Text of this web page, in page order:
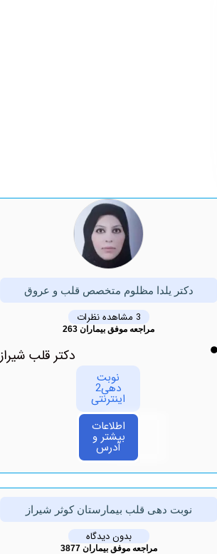
دکتر یلدا مظلوم متخصص قلب و عروق
3 مشاهده نظرات
مراجعه موفق بیماران 263
دکتر قلب شیراز
نوبت
دهی2
اینترنتی
اطلاعات
بیشتر و
آدرس
نوبت دهی قلب بیمارستان کوثر شیراز
بدون دیدگاه
مراجعه موفق بیماران 3877